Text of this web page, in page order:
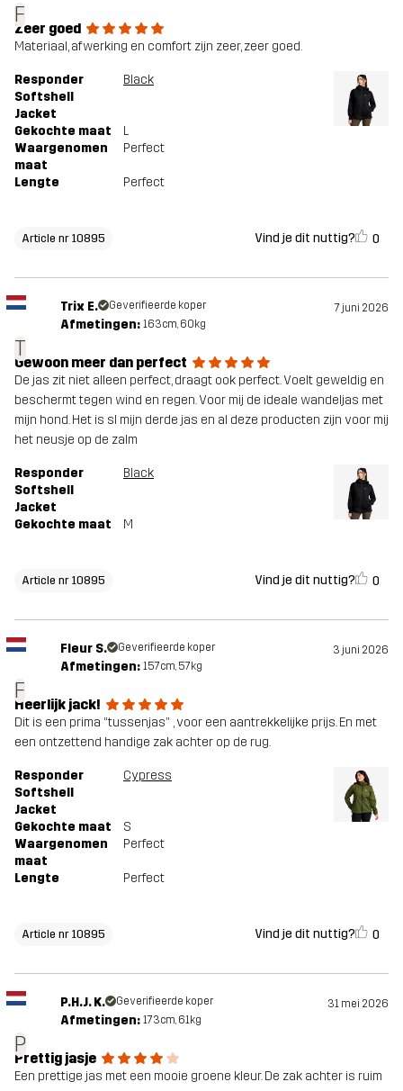
F
Zeer goed
Materiaal, afwerking en comfort zijn zeer, zeer goed.
Responder
Softshell
Jacket
Black
Gekochte maat
L
Waargenomen
maat
Perfect
Lengte Perfect
Article nr 10895 Vind je dit nuttig? 0
T
Trix E. Geverifieerde koper 7 juni 2026
Afmetingen: 163cm, 60kg
Gewoon meer dan perfect
De jas zit niet alleen perfect, draagt ook perfect. Voelt geweldig en
beschermt tegen wind en regen. Voor mij de ideale wandeljas met
mijn hond. Het is sl mijn derde jas en al deze producten zijn voor mij
het neusje op de zalm
Responder
Softshell
Jacket
Black
Gekochte maat M
Article nr 10895 Vind je dit nuttig? 0
F
Fleur S. Geverifieerde koper 3 juni 2026
Afmetingen: 157cm, 57kg
Heerlijk jack!
Dit is een prima “tussenjas” , voor een aantrekkelijke prijs. En met
een ontzettend handige zak achter op de rug.
Responder
Softshell
Jacket
Cypress
Gekochte maat
S
Waargenomen
maat
Perfect
Lengte Perfect
Article nr 10895 Vind je dit nuttig? 0
P
P.H.J. K. Geverifieerde koper 31 mei 2026
Afmetingen: 173cm, 61kg
Prettig jasje
Een prettige jas met een mooie groene kleur. De zak achter is ruim